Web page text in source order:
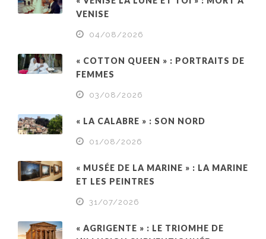
VENISE
04/08/2026
« COTTON QUEEN » : PORTRAITS DE
FEMMES
03/08/2026
« LA CALABRE » : SON NORD
01/08/2026
« MUSÉE DE LA MARINE » : LA MARINE
ET LES PEINTRES
31/07/2026
« AGRIGENTE » : LE TRIOMHE DE